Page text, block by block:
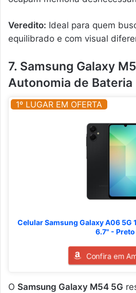
Veredito: Ideal para quem
equilibrado e com visual
7. Samsung Galaxy
Autonomia de Bateria
1º LUGAR EM OFERTA
Celular Samsung Galaxy A06 5G
6.7" - Preto
Confira em
O Samsung Galaxy M54 5G